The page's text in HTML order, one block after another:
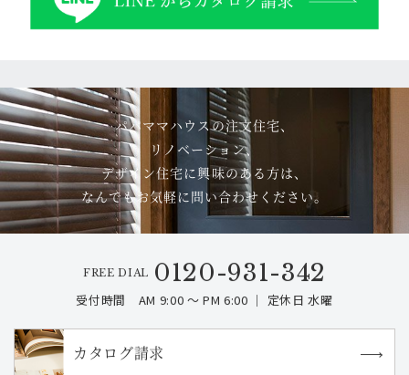
パパママハウスの注文住宅、
リノベーション、
デザイン住宅に興味のある方は、
なんでもお気軽に問い合わせください。
FREE DIAL 0120-931-342
受付時間 AM 9:00 ～ PM 6:00 ｜ 定休日 水曜
カタログ請求